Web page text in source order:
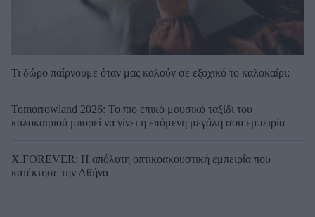
Τι δώρο παίρνουμε όταν μας καλούν σε εξοχικό το καλοκαίρι;
Tomorrowland 2026: Το πιο επικό μουσικό ταξίδι του
καλοκαιριού μπορεί να γίνει η επόμενη μεγάλη σου εμπειρία
X.FOREVER: Η απόλυτη οπτικοακουστική εμπειρία που
κατέκτησε την Αθήνα